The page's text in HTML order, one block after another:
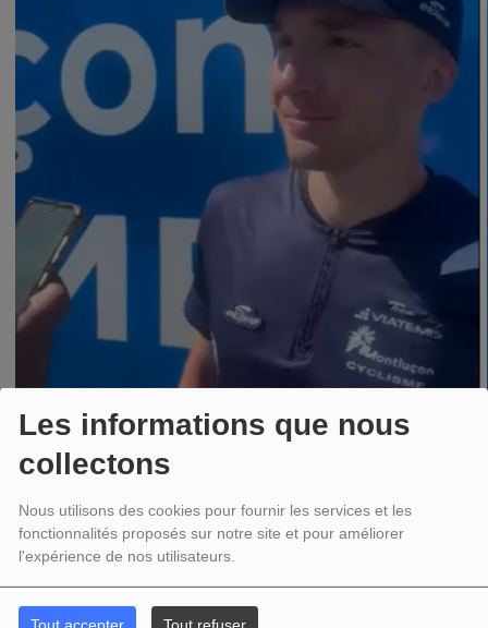
Les informations que nous
collectons
Nous utilisons des cookies pour fournir les services et les
fonctionnalités proposés sur notre site et pour améliorer
l'expérience de nos utilisateurs.
Tout accepter Tout refuser
18 JUIN 2026 - 09:55